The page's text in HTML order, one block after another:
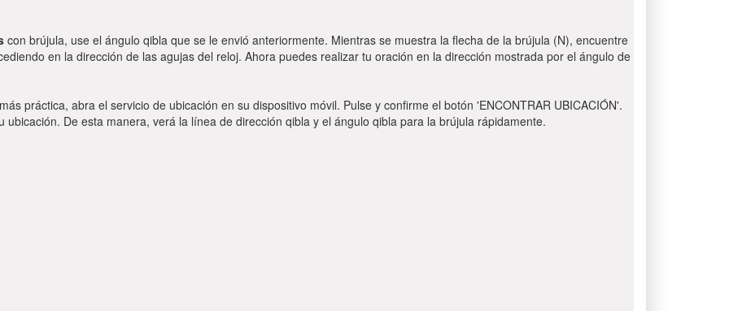
con brújula, use el ángulo qibla que se le envió anteriormente. Mientras se muestra la flecha de la brújula (N), encuentre
en la dirección de las agujas del reloj. Ahora puedes realizar tu oración en la dirección mostrada por el ángulo de
práctica, abra el servicio de ubicación en su dispositivo móvil. Pulse y confirme el botón 'ENCONTRAR UBICACIÓN'.
De esta manera, verá la línea de dirección qibla y el ángulo qibla para la brújula rápidamente.